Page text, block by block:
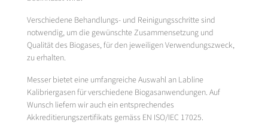
Verschiedene Behandlungs- und Reinigungsschritte sind
notwendig, um die gewünschte Zusammensetzung und
Qualität des Biogases, für den jeweiligen Verwendungszweck,
zu erhalten.
Messer bietet eine umfangreiche Auswahl an Labline
Kalibriergasen für verschiedene Biogasanwendungen. Auf
Wunsch liefern wir auch ein entsprechendes
Akkreditierungszertifikats gemäss EN ISO/IEC 17025.